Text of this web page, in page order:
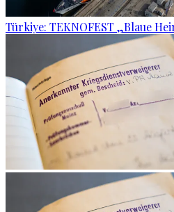
Türkiye: TEKNOFEST „Blaue